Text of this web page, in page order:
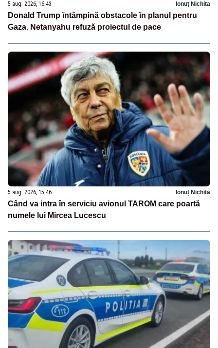
5 aug. 2026, 16:43 Ionuț Nichita
Donald Trump întâmpină obstacole în planul pentru
Gaza. Netanyahu refuză proiectul de pace
5 aug. 2026, 15:46 Ionuț Nichita
Când va intra în serviciu avionul TAROM care poartă
numele lui Mircea Lucescu